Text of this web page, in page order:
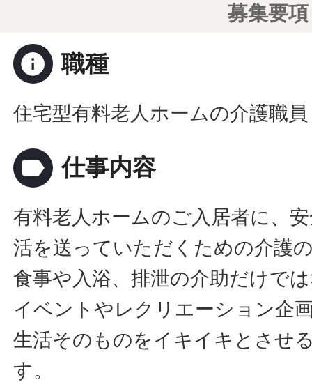
募集要項
info 職種
住宅型有料老人ホームの介護職員
label 仕事内容
有料老人ホームのご入居者に、
活を送っていただくための介護
食事や入浴、排泄の介助だけで
イベントやレクリエーション企
生活そのものをイキイキとさせ
す。